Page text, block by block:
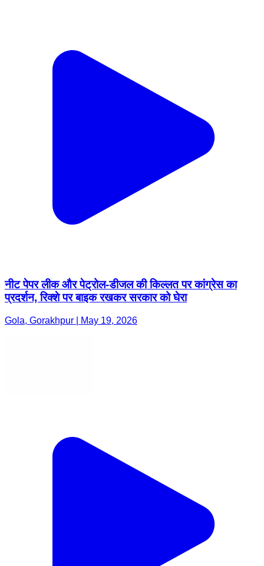
नीट पेपर लीक और पेट्रोल-डीजल की किल्लत पर कांग्रेस का
प्रदर्शन, रिक्शे पर बाइक रखकर सरकार को घेरा
Gola, Gorakhpur | May 19, 2026